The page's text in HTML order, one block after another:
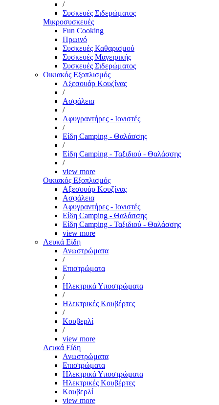
/
Συσκευές Σιδερώματος
Μικροσυσκευές
Fun Cooking
Πρωινό
Συσκευές Καθαρισμού
Συσκευές Μαγειρικής
Συσκευές Σιδερώματος
Οικιακός Εξοπλισμός
Αξεσουάρ Κουζίνας
/
Ασφάλεια
/
Αφυγραντήρες - Ιονιστές
/
Είδη Camping - Θαλάσσης
/
Είδη Camping - Ταξιδιού - Θαλάσσης
/
view more
Οικιακός Εξοπλισμός
Αξεσουάρ Κουζίνας
Ασφάλεια
Αφυγραντήρες - Ιονιστές
Είδη Camping - Θαλάσσης
Είδη Camping - Ταξιδιού - Θαλάσσης
view more
Λευκά Είδη
Ανωστρώματα
/
Επιστρώματα
/
Ηλεκτρικά Υποστρώματα
/
Ηλεκτρικές Κουβέρτες
/
Κουβερλί
/
view more
Λευκά Είδη
Ανωστρώματα
Επιστρώματα
Ηλεκτρικά Υποστρώματα
Ηλεκτρικές Κουβέρτες
Κουβερλί
view more